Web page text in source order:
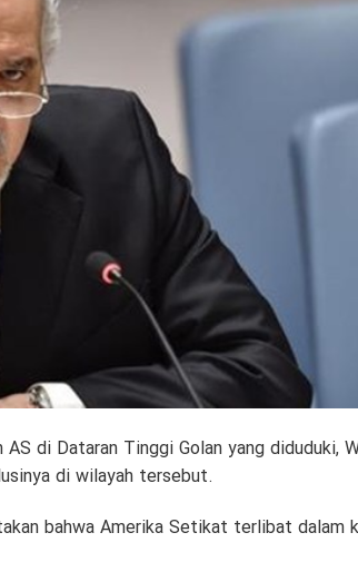
di Dataran Tinggi Golan yang diduduki,
di wilayah tersebut.
bahwa Amerika Setikat terlibat dalam